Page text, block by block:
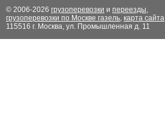
© 2006-2026 грузоперевозки и переезды,
грузоперевозки по Москве газель, карта сайта
115516 г. Москва, ул. Промышленная д. 11